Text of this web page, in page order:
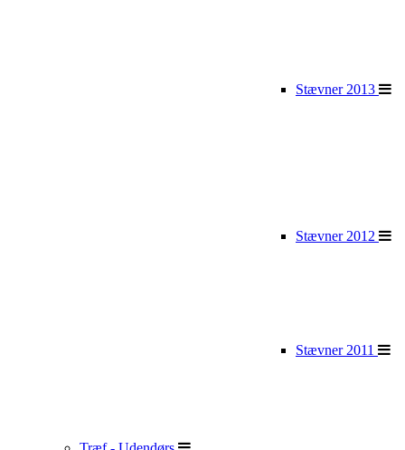
Stævner 2013
Stævner 2012
Stævner 2011